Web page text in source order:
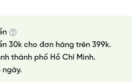
30k cho đơn hàng trên 399k.
thành phố Hồ Chí Minh.
ngày.